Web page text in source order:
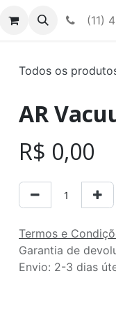
(11)
Todos os
AR
R$ 0,00
Termos e
Garantia de
Envio: 2-3 dias